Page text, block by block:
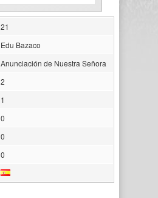
21
Edu Bazaco
Anunciación de Nuestra Señora
2
1
0
0
0